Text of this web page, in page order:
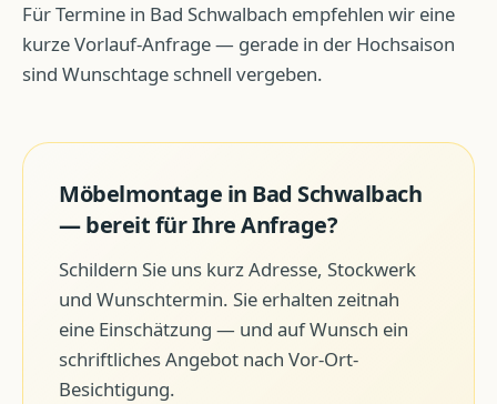
Für Termine in Bad Schwalbach empfehlen wir eine
kurze Vorlauf-Anfrage — gerade in der Hochsaison
sind Wunschtage schnell vergeben.
Möbelmontage in Bad Schwalbach
— bereit für Ihre Anfrage?
Schildern Sie uns kurz Adresse, Stockwerk
und Wunschtermin. Sie erhalten zeitnah
eine Einschätzung — und auf Wunsch ein
schriftliches Angebot nach Vor-Ort-
Besichtigung.